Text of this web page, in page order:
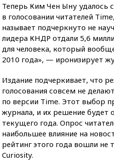
Теперь Ким Чен Ыну удалось
в голосовании читателей
называет подчеркнуто не
лидера КНДР отдали 5,6
для человека, который
2010 года», — иронизирует
Издание подчеркивает, что
голосования совсем не
по версии Time. Этот выбор
журнала, и их решение будет
текущего года. Опрос
наибольшее влияние на
рейтинг этого года вошли
Curiosity.